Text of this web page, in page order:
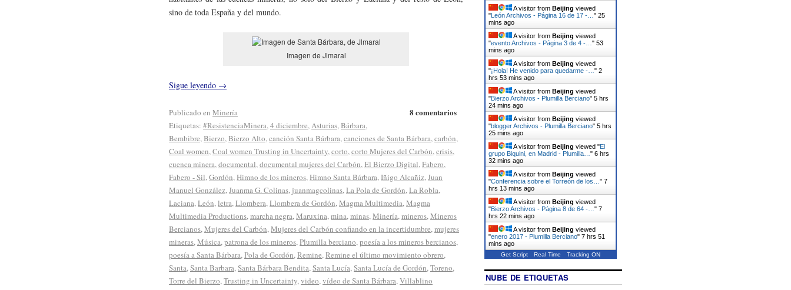
sino de toda España y del mundo.
Imagen de Jlmaral
Sigue leyendo →
8 comentarios
Publicado en Minería
Etiquetas: #ResistenciaMinera,4 diciembre,Asturias,Bárbara,
Bembibre,Bierzo,Bierzo Alto,canción Santa Bárbara,canciones de Santa Bárbara,carbón,
Coal women,Coal women Trusting in Uncertainty,corto,corto Mujeres del Carbón,crisis,
cuenca minera,documental,documental mujeres del Carbón,El Bierzo Digital,Fabero,
Fabero - Sil,Gordón,Himno de los mineros,Himno Santa Bárbara,Iñigo Alcañiz,Juan
Manuel González,Juanma G. Colinas, juanmagcolinas,La Pola de Gordón,La Robla,
Laciana,León,letra,Llombera,Llombera de Gordón,Magma Multimedia,Magma
Multimedia Productions,marcha negra,Maruxina,mina,minas,Minería,mineros,Mineros
Bercianos,Mujeres del Carbón,Mujeres del Carbón confiando en la incertidumbre,mujeres
mineras,Música,patrona de los mineros,Plumilla berciano,poesía a los mineros bercianos,
poesía a Santa Bárbara,Pola de Gordón,Remine,Remine el último movimiento obrero,
Santa,Santa Barbara,Santa Bárbara Bendita,Santa Lucía,Santa Lucía de Gordón,Toreno,
Torre del Bierzo,Trusting in Uncertainty,video,vídeo de Santa Bárbara,Villablino
A visitor from Beijing viewed
"León Archivos - Página 16 de 17 -… " 25
mins ago
A visitor from Beijing viewed
"evento Archivos - Página 3 de 4 -… " 53
mins ago
A visitor from Beijing viewed
"¡Hola! He venido para quedarme -… " 2
hrs 53 mins ago
A visitor from Beijing viewed
"Bierzo Archivos - Plumilla Berciano" 5 hrs
24 mins ago
A visitor from Beijing viewed
"blogger Archivos - Plumilla Berciano" 5 hrs
25 mins ago
A visitor from Beijing viewed "El
grupo Biquini, en Madrid - Plumilla… " 6 hrs
32 mins ago
A visitor from Beijing viewed
"Conferencia sobre el Torreón de los… " 7
hrs 13 mins ago
A visitor from Beijing viewed
"Bierzo Archivos - Página 8 de 64 -… " 7
hrs 22 mins ago
A visitor from Beijing viewed
"enero 2017 - Plumilla Berciano" 7 hrs 51
mins ago
Get Script Real Time Tracking ON
NUBE DE ETIQUETAS